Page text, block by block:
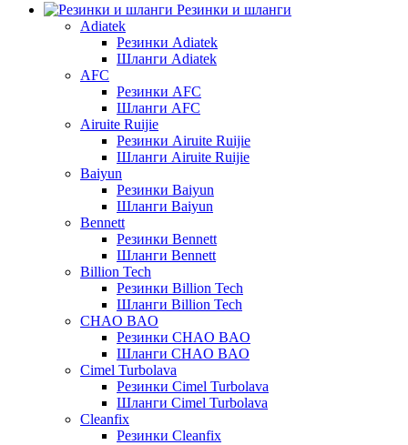
Резинки и шланги
Adiatek
Резинки Adiatek
Шланги Adiatek
AFC
Резинки AFC
Шланги AFC
Airuite Ruijie
Резинки Airuite Ruijie
Шланги Airuite Ruijie
Baiyun
Резинки Baiyun
Шланги Baiyun
Bennett
Резинки Bennett
Шланги Bennett
Billion Tech
Резинки Billion Tech
Шланги Billion Tech
CHAO BAO
Резинки CHAO BAO
Шланги CHAO BAO
Cimel Turbolava
Резинки Cimel Turbolava
Шланги Cimel Turbolava
Cleanfix
Резинки Cleanfix